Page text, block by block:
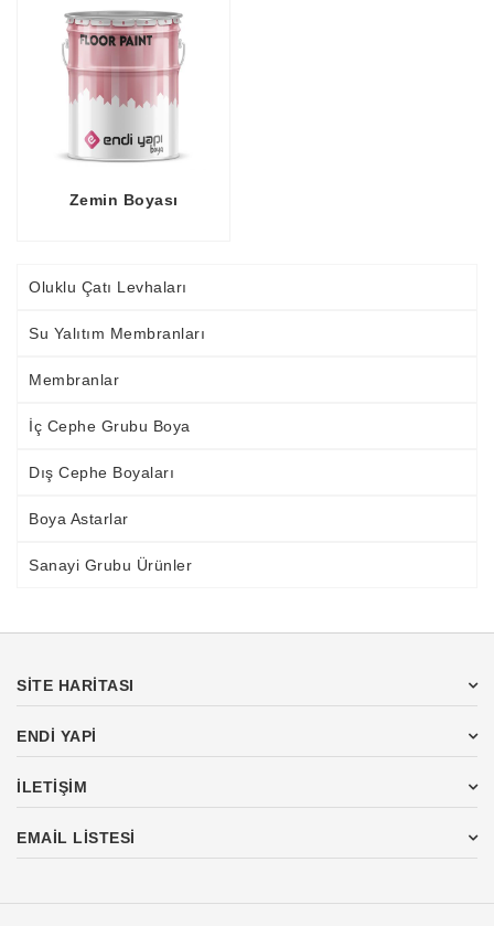
Zemin Boyası
Oluklu Çatı Levhaları
Su Yalıtım Membranları
Membranlar
İç Cephe Grubu Boya
Dış Cephe Boyaları
Boya Astarlar
Sanayi Grubu Ürünler
SİTE HARİTASI
ENDI YAPI
İLETİŞİM
EMAIL LISTESI